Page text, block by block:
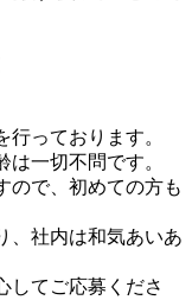
っております。
一切不問です。
ので、初めての方も
、社内は和気あいあ
してご応募くださ